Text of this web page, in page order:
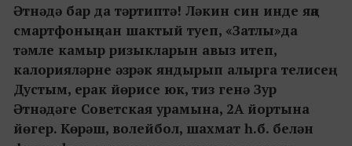
Әтнәдә бар да тәртиптә! Ләкин син инде яңа
смартфоныңнан шактый туеп, «Затлы»да
тәмле камыр ризыкларын авыз итеп,
калорияләрне әзрәк яндырып алырга телисең.
Дустым, ерак йөрисе юк, тиз генә Зур
Әтнәдәге Советская урамына, 2А йортына
йөгер. Көрәш, волейбол, шахмат һ.б. белән